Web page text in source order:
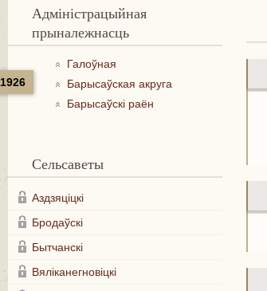
Адміністрацыйная
прыналежнасць
1926
Галоўная
Барысаўская акруга
Барысаўскі раён
Сельсаветы
Аздзяціцкі
Бродаўскі
Бытчанскі
Вяліканегновіцкі